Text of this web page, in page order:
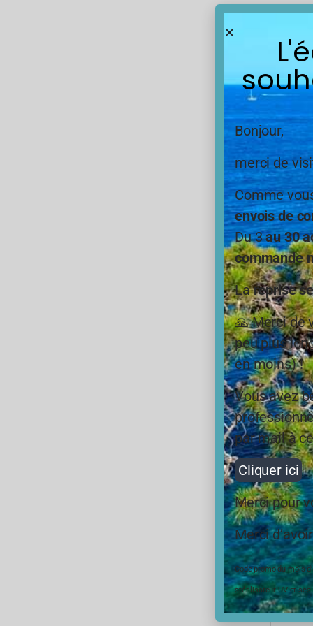
Bonjour,
merci de
Comme
envois de
Du 3au 30
commande
Lareprise
🙏 Merci de
peu plus
en moins) !
Vous avez
par mail à
Cliquer ici
Merci pour
Merci
Code promo du mois
stérilisateur UV et